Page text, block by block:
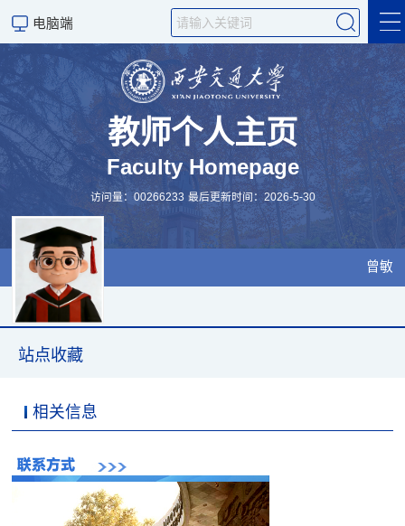
电脑端
个人简介
科学研究
招生信息
English
教师个人主页
Faculty Homepage
访问量：00266233 最后更新时间：2026-5-30
曾敏
站点收藏
相关信息